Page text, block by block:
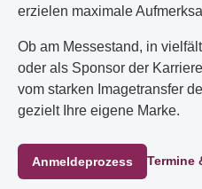
erzielen maximale
Ob am Messestand, in
oder als Sponsor der
vom starken Imagetransfer
gezielt Ihre eigene Marke.
Anmeldeprozess Termine